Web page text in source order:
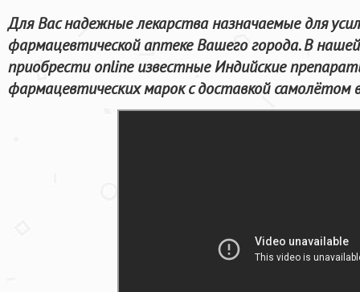
Для Вас надежные лекарства назначаемые для
фармацевтической аптеке Вашего города. В
приобрести online известные Индийские
фармацевтических марок с доставкой самолётом